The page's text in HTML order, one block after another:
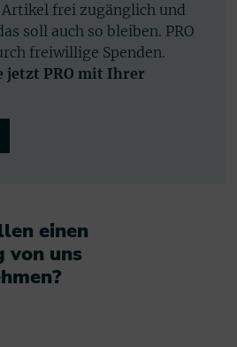
Artikel frei zugänglich und
soll auch so bleiben. PRO
freiwillige Spenden.
jetzt PRO mit Ihrer
einen
von uns